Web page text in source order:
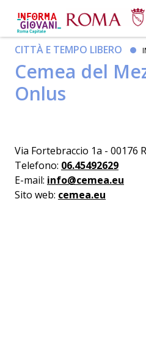
CITTÀ E TEMPO LIBERO
Cemea del
Onlus
Via Fortebraccio 1a - 00176
Telefono: 06.45492629
E-mail: info@cemea.eu
Sito web: cemea.eu